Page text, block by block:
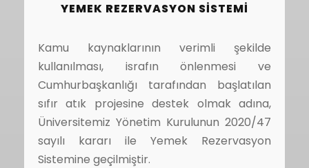
YEMEK REZERVASYON SISTEMI
Kamu kaynaklarının verimli şekilde
kullanılması, israfın önlenmesi ve
Cumhurbaşkanlığı tarafından başlatılan
sıfır atık projesine destek olmak adına,
Üniversitemiz Yönetim Kurulunun 2020/47
sayılı kararı ile Yemek Rezervasyon
Sistemine geçilmiştir.